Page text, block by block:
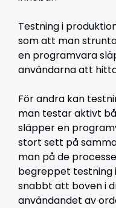
Testning i
som att man
en programvara
användarna att
För andra kan
man testar aktivt
släpper en
stort sett på
man på de
begreppet testning
snabbt att boven i
användandet av